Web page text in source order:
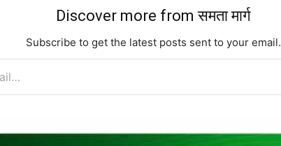
Discover more from समता मार्ग
Subscribe to get the latest posts sent to your email.